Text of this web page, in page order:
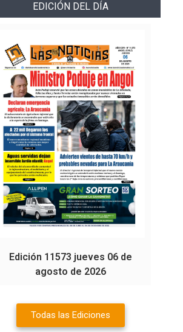
EDICIÓN DEL DÍA
Edición 11573 jueves 06 de
agosto de 2026
Todas las Ediciones